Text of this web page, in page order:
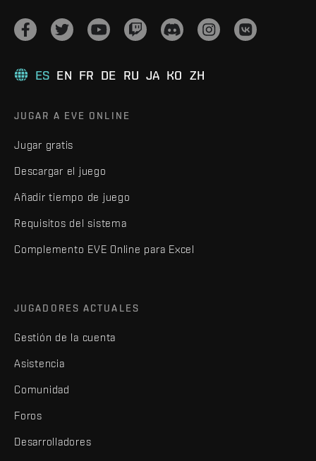
ES EN FR DE RU JA KO ZH
JUGAR A EVE ONLINE
Jugar gratis
Descargar el juego
Añadir tiempo de juego
Requisitos del sistema
Complemento EVE Online para Excel
JUGADORES ACTUALES
Gestión de la cuenta
Asistencia
Comunidad
Foros
Desarrolladores